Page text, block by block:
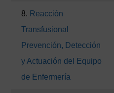
8. Reacción
Transfusional
Prevención, Detección
y Actuación del Equipo
de Enfermería